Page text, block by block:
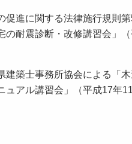
促進に関する法律施行規則
の耐震診断・改修講習会」
建築士事務所協会による「
ュアル講習会」（平成17年